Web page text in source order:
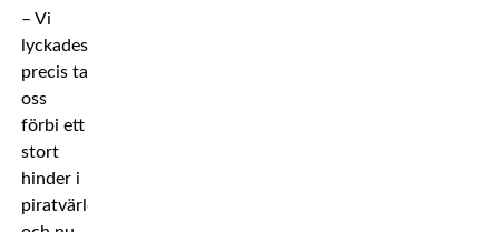
– Vi
lyckades
precis ta
oss
förbi ett
stort
hinder i
piratvärlden